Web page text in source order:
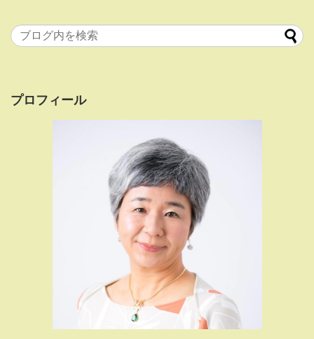
プロフィール